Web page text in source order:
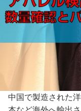
中国で製造された